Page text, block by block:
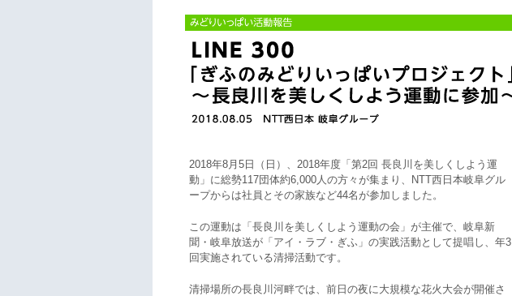
2018年8月5日（日）、2018年度「第2回 長良川を美しくしよう運
動」に総勢117団体約6,000人の方々が集まり、NTT西日本岐阜グル
ープからは社員とその家族など44名が参加しました。
この運動は「長良川を美しくしよう運動の会」が主催で、岐阜新
聞・岐阜放送が「アイ・ラブ・ぎふ」の実践活動として提唱し、年3
回実施されている清掃活動です。
清掃場所の長良川河畔では、前日の夜に大規模な花火大会が開催さ